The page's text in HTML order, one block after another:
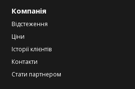
Компанія
Відстеження
Ціни
Історії клієнтів
Контакти
Стати партнером